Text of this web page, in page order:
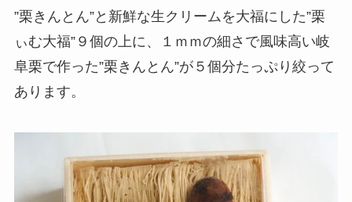
”栗きんとん”と新鮮な生クリームを大福にした”栗
ぃむ大福”９個の上に、１ｍｍの細さで風味高い岐
阜栗で作った”栗きんとん”が５個分たっぷり絞って
あります。